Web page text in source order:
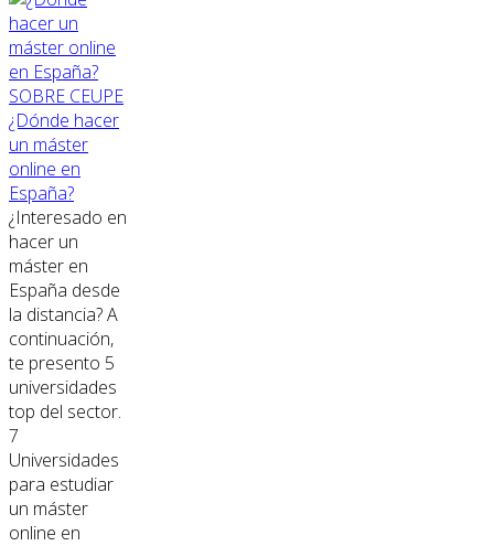
SOBRE CEUPE
¿Dónde hacer
un máster
online en
España?
¿Interesado en
hacer un
máster en
España desde
la distancia? A
continuación,
te presento 5
universidades
top del sector.
7
Universidades
para estudiar
un máster
online en